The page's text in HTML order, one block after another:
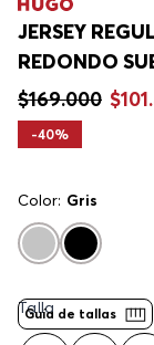
JERSEY
REDONDO
$169.000 $101.
-40%
Color: Gris
Guía de tallas
Talla